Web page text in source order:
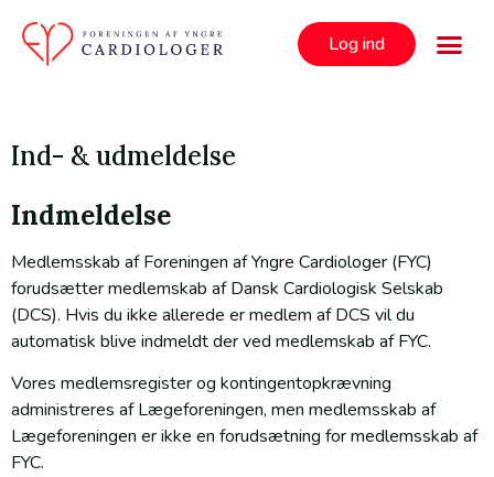
Log ind
Ind- & udmeldelse
Indmeldelse
Medlemsskab af Foreningen af Yngre Cardiologer (FYC)
forudsætter medlemskab af Dansk Cardiologisk Selskab
(DCS). Hvis du ikke allerede er medlem af DCS vil du
automatisk blive indmeldt der ved medlemskab af FYC.
Vores medlemsregister og kontingentopkrævning
administreres af Lægeforeningen, men medlemsskab af
Lægeforeningen er ikke en forudsætning for medlemsskab af
FYC.